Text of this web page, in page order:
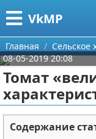
VkMP
Меню
Главная
Категории
Сельское
Разное
Поиск
О проекте
Главная Сельское
08-05-2019 20:08
Томат
Содержание